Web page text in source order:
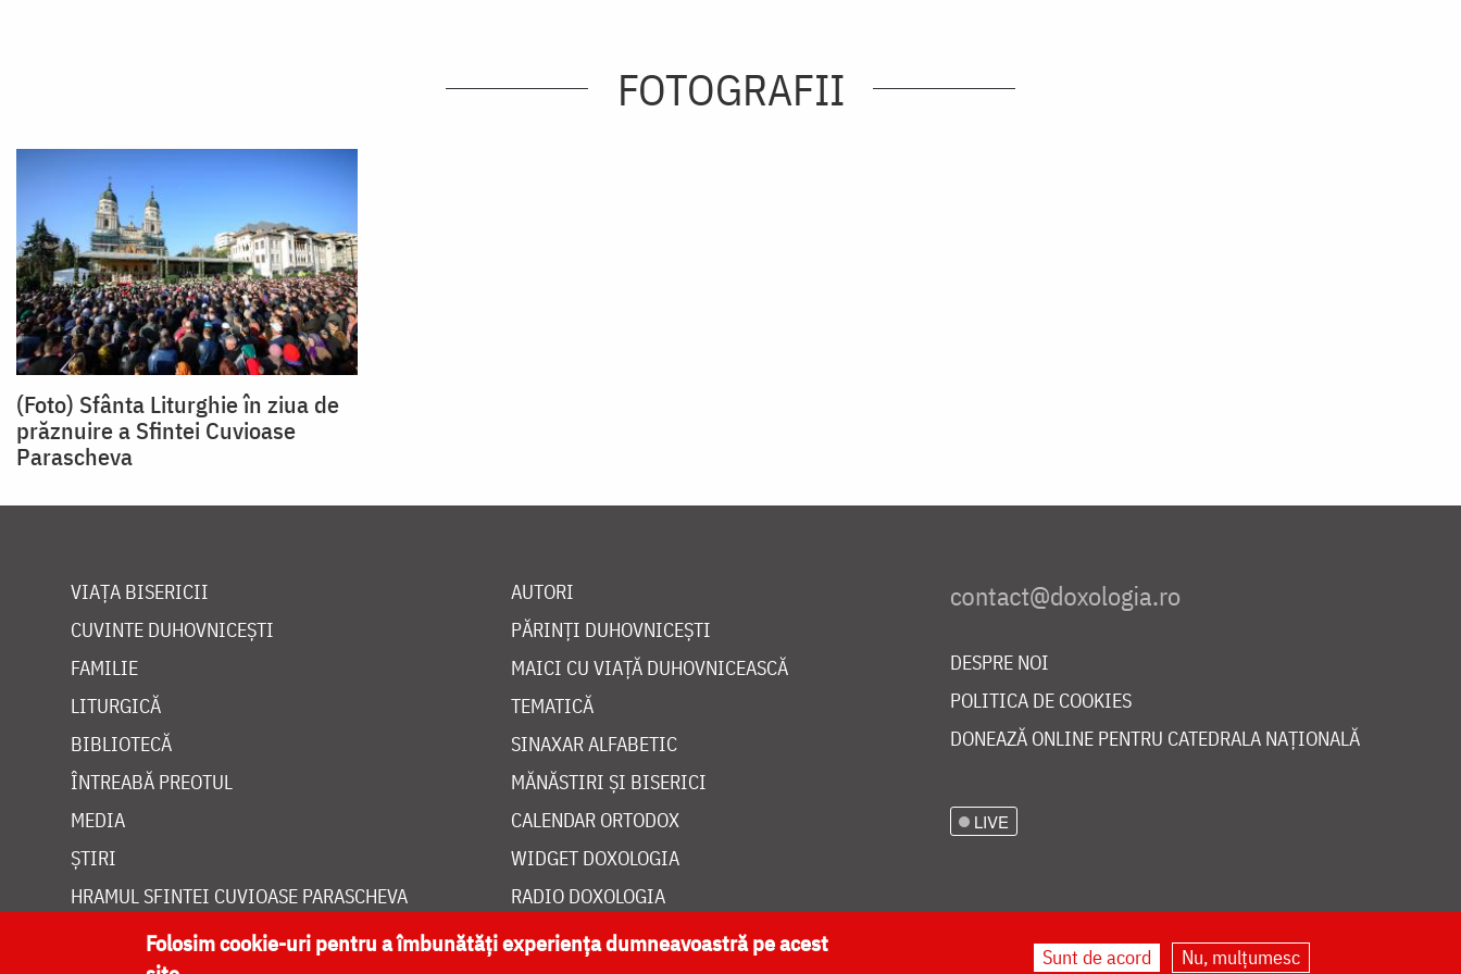
FOTOGRAFII
(Foto) Sfânta Liturghie în ziua de
prăznuire a Sfintei Cuvioase
Parascheva
VIAȚA BISERICII
CUVINTE DUHOVNICEȘTI
FAMILIE
LITURGICĂ
BIBLIOTECĂ
ÎNTREABĂ PREOTUL
MEDIA
ȘTIRI
HRAMUL SFINTEI CUVIOASE PARASCHEVA
AUTORI
PĂRINȚI DUHOVNICEȘTI
MAICI CU VIAȚĂ DUHOVNICEASCĂ
TEMATICĂ
SINAXAR ALFABETIC
MĂNĂSTIRI ȘI BISERICI
CALENDAR ORTODOX
WIDGET DOXOLOGIA
RADIO DOXOLOGIA
DESPRE NOI
POLITICA DE COOKIES
DONEAZĂ ONLINE PENTRU CATEDRALA NAȚIONALĂ
LIVE
Folosim cookie-uri pentru a îmbunătăți experiența dumneavoastră pe acest
Sunt de acord Nu, mulțumesc